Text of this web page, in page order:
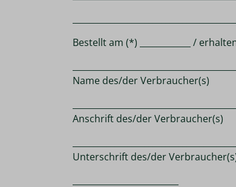
Bestellt am (*) ____________ / erhalten
Name des/der Verbraucher(s)
Anschrift des/der Verbraucher(s)
Unterschrift des/der